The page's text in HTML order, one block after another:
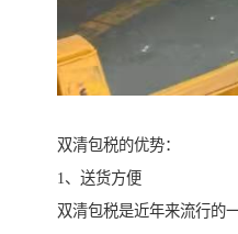
双清包税的优势：
1、送货方便
双清包税是近年来流行的